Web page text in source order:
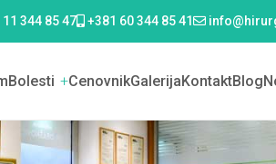
344 85 47 +381 60 344 85 41
Bolesti +CenovnikGalerijaKontaktBlog